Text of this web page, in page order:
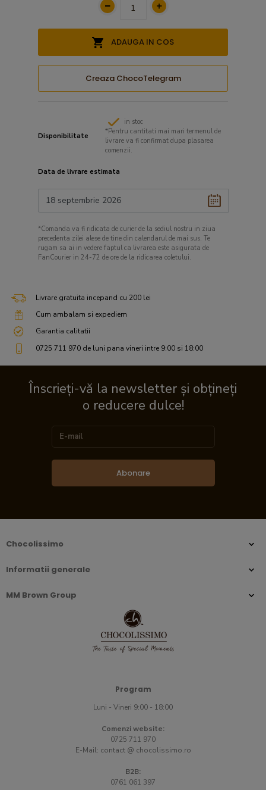
ADAUGA IN COS
Creaza ChocoTelegram
Disponibilitate
in stoc
*Pentru cantitati mai mari termenul de
livrare va fi confirmat dupa plasarea
comenzii.
Data de livrare estimata
*Comanda va fi ridicata de curier de la sediul nostru in ziua
precedenta zilei alese de tine din calendarul de mai sus. Te
rugam sa ai in vedere faptul ca livrarea este asigurata de
FanCourier in 24-72 de ore de la ridicarea coletului.
Livrare gratuita incepand cu 200 lei
Cum ambalam si expediem
Garantia calitatii
0725 711 970 de luni pana vineri intre 9:00 si 18:00
Înscrieți-vă la newsletter și obțineți
o reducere dulce!
Abonare
Chocolissimo
Informatii generale
MM Brown Group
Program
Luni - Vineri 9:00 - 18:00
Comenzi website:
0725 711 970
E-Mail: contact @ chocolissimo.ro
B2B:
0761 061 397